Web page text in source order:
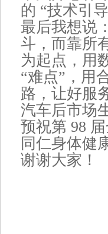
的 “技术引
最后我想说
斗，而靠所
为起点，用
“难点”，用
路，让好服
汽车后市场
预祝第 98
同仁身体健
谢谢大家！